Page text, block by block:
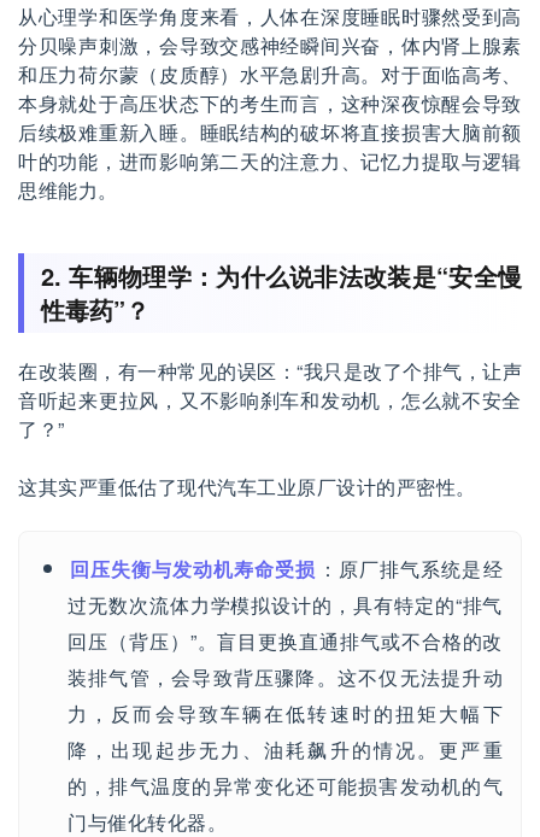
从心理学和医学角度来看，人体在深度睡眠时骤然受到高
分贝噪声刺激，会导致交感神经瞬间兴奋，体内肾上腺素
和压力荷尔蒙（皮质醇）水平急剧升高。对于面临高考、
本身就处于高压状态下的考生而言，这种深夜惊醒会导致
后续极难重新入睡。睡眠结构的破坏将直接损害大脑前额
叶的功能，进而影响第二天的注意力、记忆力提取与逻辑
思维能力。
2. 车辆物理学：为什么说非法改装是“安全慢
性毒药”？
在改装圈，有一种常见的误区：“我只是改了个排气，让声
音听起来更拉风，又不影响刹车和发动机，怎么就不安全
了？”
这其实严重低估了现代汽车工业原厂设计的严密性。
回压失衡与发动机寿命受损 ：原厂排气系统是经
过无数次流体力学模拟设计的，具有特定的“排气
回压（背压）”。盲目更换直通排气或不合格的改
装排气管，会导致背压骤降。这不仅无法提升动
力，反而会导致车辆在低转速时的扭矩大幅下
降，出现起步无力、油耗飙升的情况。更严重
的，排气温度的异常变化还可能损害发动机的气
门与催化转化器。